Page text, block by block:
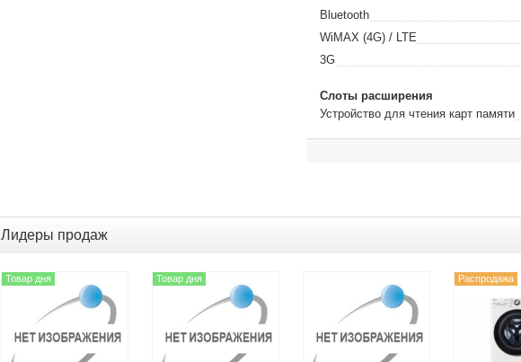
Bluetooth
WiMAX (4G) / LTE
3G
Слоты расширения
Устройство для чтения карт памяти
Лидеры продаж
Товар дня Товар дня Распродажа